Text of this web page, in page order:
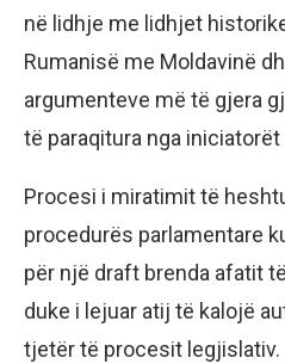
në lidhje me lidhjet
Rumanisë me Moldavinë
argumenteve më të gjera
të paraqitura nga iniciatorët
Procesi i miratimit të
procedurës parlamentare
për një draft brenda afatit
duke i lejuar atij të kalojë
tjetër të procesit legjislativ.